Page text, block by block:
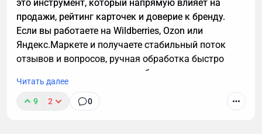
это инструмент, который напрямую влияет на
продажи, рейтинг карточек и доверие к бренду.
Если вы работаете на Wildberries, Ozon или
Яндекс.Маркете и получаете стабильный поток
отзывов и вопросов, ручная обработка быстро
превращается в узкое место бизнеса.
Читать далее
9 2 0